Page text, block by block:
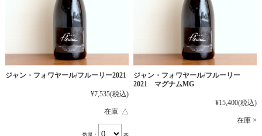
ジャン・フォワヤール/フルーリー2021
¥7,535(税込)
在庫 △
数量： 本
ジャン・フォワヤール/フルーリー
2021 マグナムMG
¥15,400(税込)
在庫 ×